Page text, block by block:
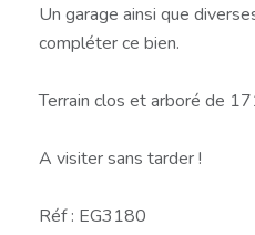
Un garage ainsi que
compléter ce bien.
Terrain clos et arboré de
A visiter sans tarder !
Réf : EG3180